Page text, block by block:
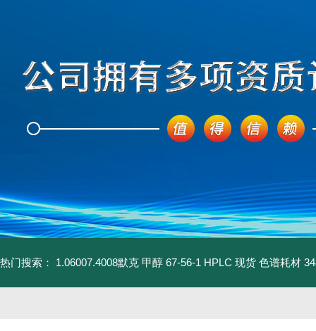
热门搜索： 1.06007.4008默克 甲醇 67-56-1 HPLC 现货 色谱耗材